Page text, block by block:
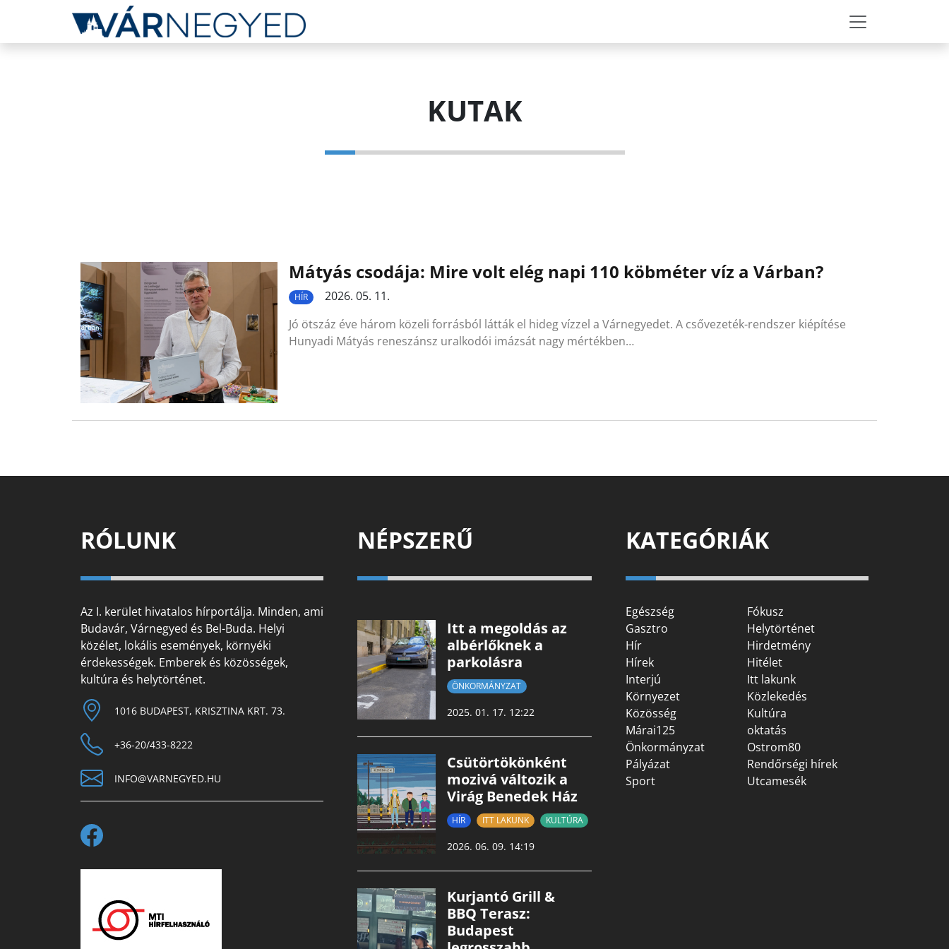
KUTAK
Mátyás csodája: Mire volt elég napi 110 köbméter víz a Várban?
HÍR
2026. 05. 11.
Jó ötszáz éve három közeli forrásból látták el hideg vízzel a Várnegyedet. A csővezeték-rendszer kiépítése
Hunyadi Mátyás reneszánsz uralkodói imázsát nagy mértékben…
RÓLUNK
Az I. kerület hivatalos hírportálja. Minden, ami
Budavár, Várnegyed és Bel-Buda. Helyi
közélet, lokális események, környéki
érdekességek. Emberek és közösségek,
kultúra és helytörténet.
1016 BUDAPEST, KRISZTINA KRT. 73.
+36-20/433-8222
INFO@VARNEGYED.HU
NÉPSZERŰ
Itt a megoldás az
albérlőknek a
parkolásra
ÖNKORMÁNYZAT
2025. 01. 17. 12:22
Csütörtökönként
mozivá változik a
Virág Benedek Ház
HÍR ITT LAKUNK KULTÚRA
2026. 06. 09. 14:19
Kurjantó Grill &
BBQ Terasz:
Budapest
KATEGÓRIÁK
Egészség
Fókusz
Gasztro
Helytörténet
Hír
Hirdetmény
Hírek
Hitélet
Interjú
Itt lakunk
Környezet
Közlekedés
Közösség
Kultúra
Márai125
oktatás
Önkormányzat
Ostrom80
Pályázat
Rendőrségi hírek
Sport
Utcamesék